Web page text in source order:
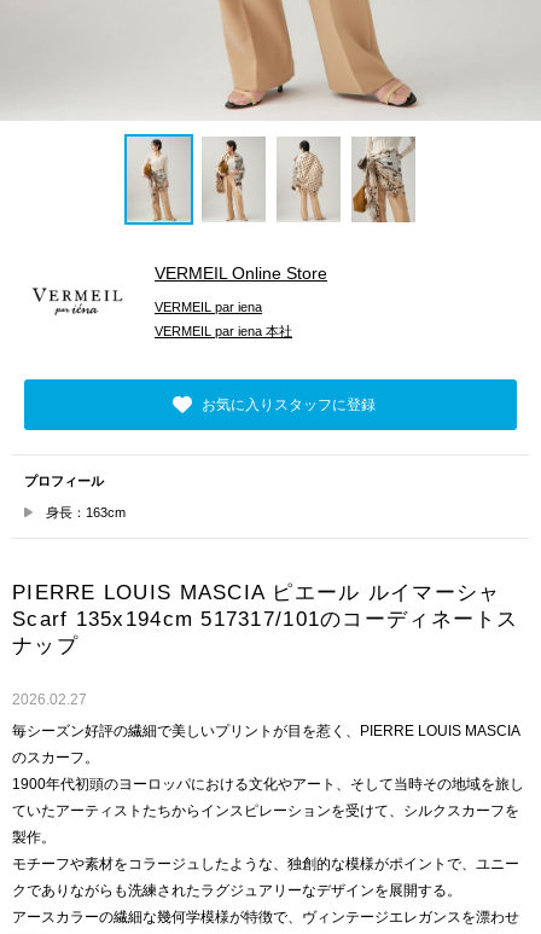
VERMEIL Online Store
VERMEIL par iena
VERMEIL par iena 本社
お気に入りスタッフに登録
プロフィール
身長：163cm
PIERRE LOUIS MASCIA ピエール ルイマーシャ
Scarf 135x194cm 517317/101のコーディネートス
ナップ
2026.02.27
毎シーズン好評の繊細で美しいプリントが目を惹く、PIERRE LOUIS MASCIA
のスカーフ。
1900年代初頭のヨーロッパにおける文化やアート、そして当時その地域を旅し
ていたアーティストたちからインスピレーションを受けて、シルクスカーフを
製作。
モチーフや素材をコラージュしたような、独創的な模様がポイントで、ユニー
クでありながらも洗練されたラグジュアリーなデザインを展開する。
アースカラーの繊細な幾何学模様が特徴で、ヴィンテージエレガンスを漂わせ